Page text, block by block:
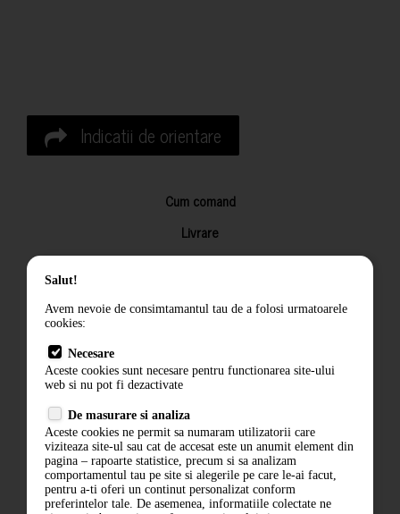
Indicatii de orientare
Cum comand
Livrare
Returnarea produselor
Termeni si conditii
Politica de confidentialitate
ANPC
Salut!
Avem nevoie de consimtamantul tau de a folosi urmatoarele
cookies:
Necesare
Aceste cookies sunt necesare pentru functionarea site-ului
web si nu pot fi dezactivate
De masurare si analiza
Aceste cookies ne permit sa numaram utilizatorii care
viziteaza site-ul sau cat de accesat este un anumit element din
pagina – rapoarte statistice, precum si sa analizam
comportamentul tau pe site si alegerile pe care le-ai facut,
pentru a-ti oferi un continut personalizat conform
preferintelor tale. De asemenea, informatiile colectate ne